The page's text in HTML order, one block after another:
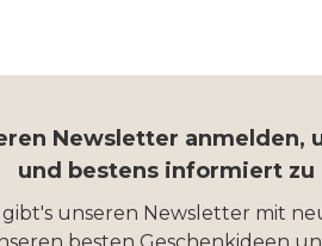
Newsletter anmelden,
und bestens informiert zu
gibt's unseren Newsletter mit